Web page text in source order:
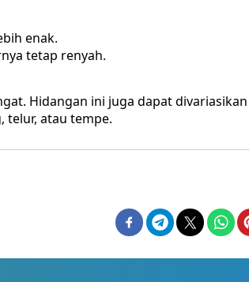
enak.
tetap renyah.
Hidangan ini juga dapat divariasikan
telur, atau tempe.